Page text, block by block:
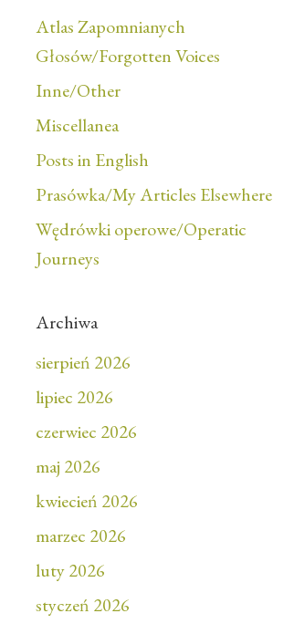
Atlas Zapomnianych
Głosów/Forgotten Voices
Inne/Other
Miscellanea
Posts in English
Prasówka/My Articles Elsewhere
Wędrówki operowe/Operatic
Journeys
Archiwa
sierpień 2026
lipiec 2026
czerwiec 2026
maj 2026
kwiecień 2026
marzec 2026
luty 2026
styczeń 2026